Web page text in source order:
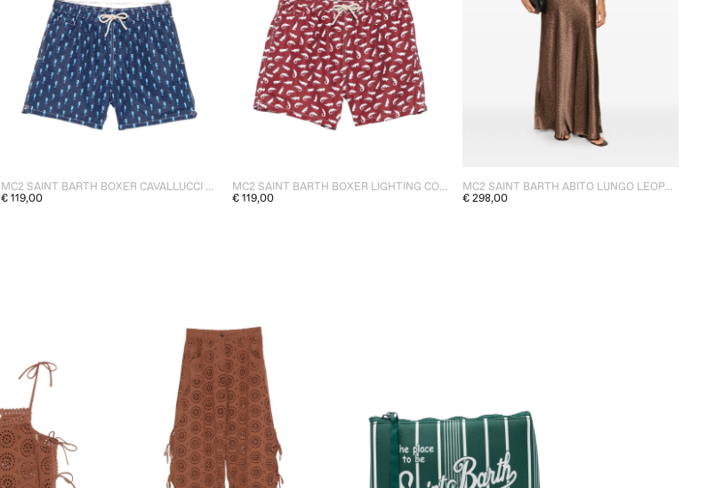
MC2 SAINT BARTH BOXER CAVALLUCCI MARINI UOMO BLU
€ 119,00
MC2 SAINT BARTH BOXER LIGHTING COCCODRILLI UOMO ROSSO
€ 119,00
MC2 SAINT BARTH ABITO LUNGO LEOPARDATO DONNA MARRONE
€ 298,00